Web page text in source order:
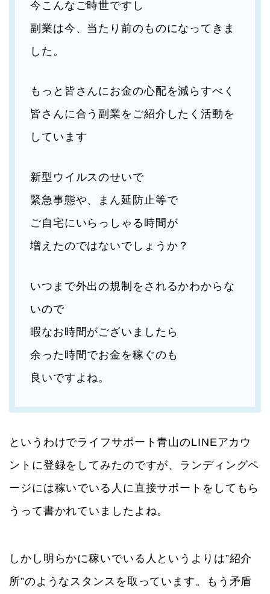
今こんなご時世ですし
副業は今、当たり前のものになってきま
した。
もっと皆さんにお金の心配を減らすべく
皆さんに合う副業をご紹介したく活動を
しています
新型ウイルスのせいで
緊急事態や、まん延防止等で
ご自宅にいらっしゃる時間が
増えたのではないでしょうか？
いつまで外出の規制をされるかわからな
いので
暇なお時間がございましたら
余った時間でお金を稼ぐのも
良いですよね。
というわけでライフサポート青山のLINEアカウ
ントに登録をしてみたのですが、ランディングペ
ージには稼いでいる人に直接サポートをしてもら
うって書かれていましたよね。
しかし明らかに稼いでいる人というよりは”紹介
所”のようなスタンスを取っています。もう矛盾